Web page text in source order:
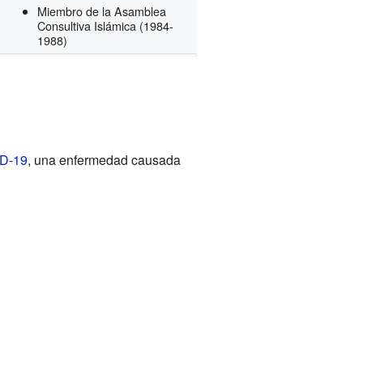
Miembro de la Asamblea
Consultiva Islámica (1984-
1988)
19, una enfermedad causada